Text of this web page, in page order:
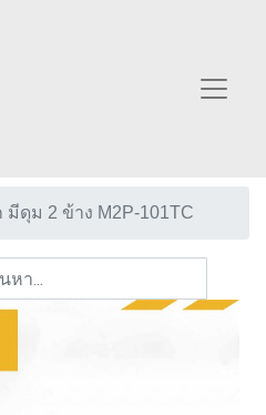
ดุม 2 ข้าง M2P-101TC